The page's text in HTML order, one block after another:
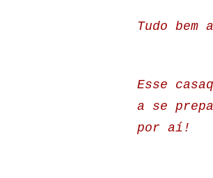
Tudo bem
Esse
a se
por aí!